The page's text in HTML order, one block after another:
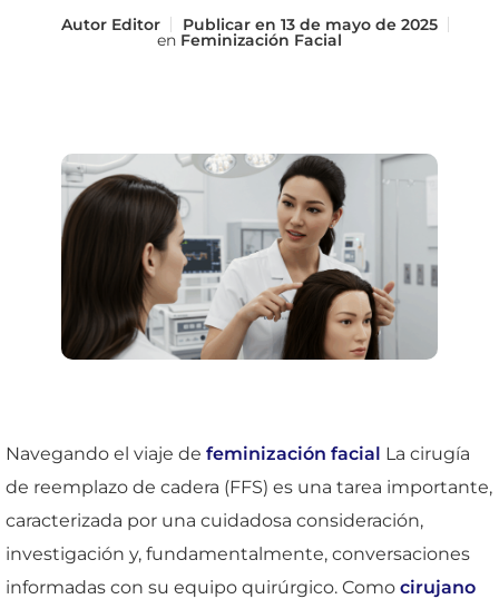
Autor Editor Publicar en 13 de mayo de 2025
en Feminización Facial
Navegando el viaje de feminización facial La cirugía
de reemplazo de cadera (FFS) es una tarea importante,
caracterizada por una cuidadosa consideración,
investigación y, fundamentalmente, conversaciones
informadas con su equipo quirúrgico. Como cirujano